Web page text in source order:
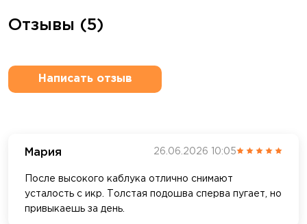
Отзывы (5)
Написать отзыв
Мария 26.06.2026 10:05
После высокого каблука отлично снимают
усталость с икр. Толстая подошва сперва пугает, но
привыкаешь за день.